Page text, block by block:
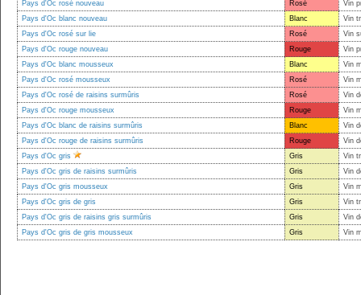
Pays d'Oc rosé nouveau
Rosé
Vin
Pays d'Oc blanc nouveau
Blanc
Vin
Pays d'Oc rosé sur lie
Rosé
Vin
Pays d'Oc rouge nouveau
Rouge
Vin
Pays d'Oc blanc mousseux
Blanc
Vin
Pays d'Oc rosé mousseux
Rosé
Vin
Pays d'Oc rosé de raisins surmûris
Rosé
Vin
Pays d'Oc rouge mousseux
Rouge
Vin
Pays d'Oc blanc de raisins surmûris
Blanc
Vin
Pays d'Oc rouge de raisins surmûris
Rouge
Vin
Pays d'Oc gris
Gris
Vin
Pays d'Oc gris de raisins surmûris
Gris
Vin
Pays d'Oc gris mousseux
Gris
Vin
Pays d'Oc gris de gris
Gris
Vin
Pays d'Oc gris de raisins gris surmûris
Gris
Vin
Pays d'Oc gris de gris mousseux
Gris Vin